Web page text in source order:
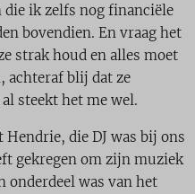
ik zelfs nog financiële
bovendien. En vraag het
strak houd en alles moet
achteraf blij dat ze
steekt het me wel.
die DJ was bij ons
gekregen om zijn muziek
onderdeel was van het